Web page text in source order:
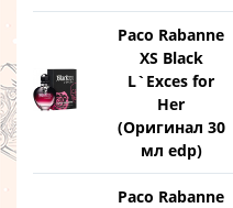
Paco Rabanne
XS Black
L`Exces for
Her
(Оригинал 30
мл edp)
Paco Rabanne